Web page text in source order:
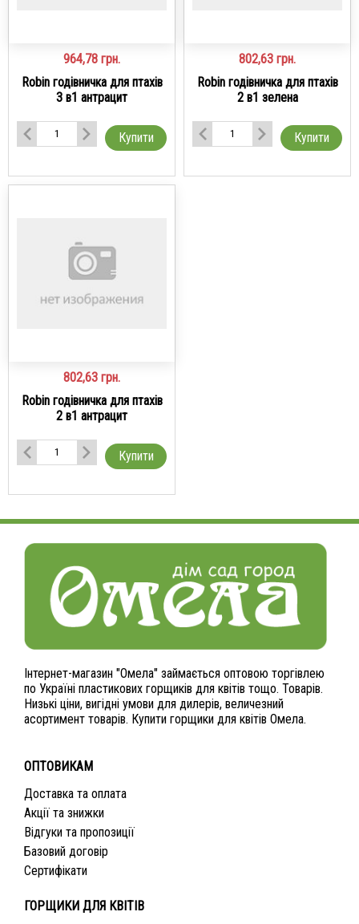
964,78 грн.
Robin годівничка для птахів
3 в1 антрацит
Купити
802,63 грн.
Robin годівничка для птахів
2 в1 зелена
Купити
802,63 грн.
Robin годівничка для птахів
2 в1 антрацит
Купити
Інтернет-магазин "Омела" займається оптовою торгівлею
по Україні пластикових горщиків для квітів тощо. Товарів.
Низькі ціни, вигідні умови для дилерів, величезний
асортимент товарів. Купити горщики для квітів Омела.
ОПТОВИКАМ
Доставка та оплата
Акції та знижки
Відгуки та пропозиції
Базовий договір
Сертифікати
ГОРЩИКИ ДЛЯ КВІТІВ